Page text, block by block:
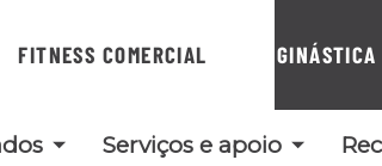
FITNESS COMERCIAL GINÁSTICA
Serviços e apoio